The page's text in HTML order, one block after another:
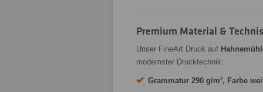
Premium Material &
Unser FineArt Druck auf
modernster Drucktechnik:
Grammatur 290 g/m², Farbe